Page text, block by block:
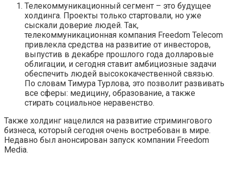
Телекоммуникационный сегмент – это будущее
холдинга. Проекты только стартовали, но уже
сыскали доверие людей. Так,
телекоммуникационная компания Freedom Telecom
привлекла средства на развитие от инвесторов,
выпустив в декабре прошлого года долларовые
облигации, и сегодня ставит амбициозные задачи
обеспечить людей высококачественной связью.
По словам Тимура Турлова, это позволит развивать
все сферы: медицину, образование, а также
стирать социальное неравенство.
Также холдинг нацелился на развитие стримингового
бизнеса, который сегодня очень востребован в мире.
Недавно был анонсирован запуск компании Freedom
Media.